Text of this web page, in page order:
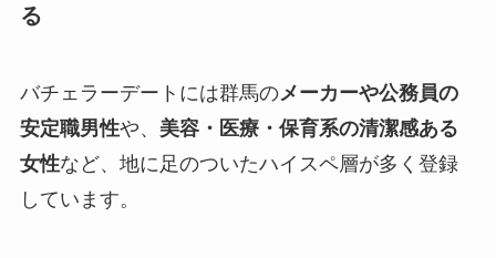
る
バチェラーデートには群馬のメーカーや公務員の
安定職男性や、 美容・医療・保育系の清潔感ある
女性など、地に足のついたハイスペ層が多く登録
しています。